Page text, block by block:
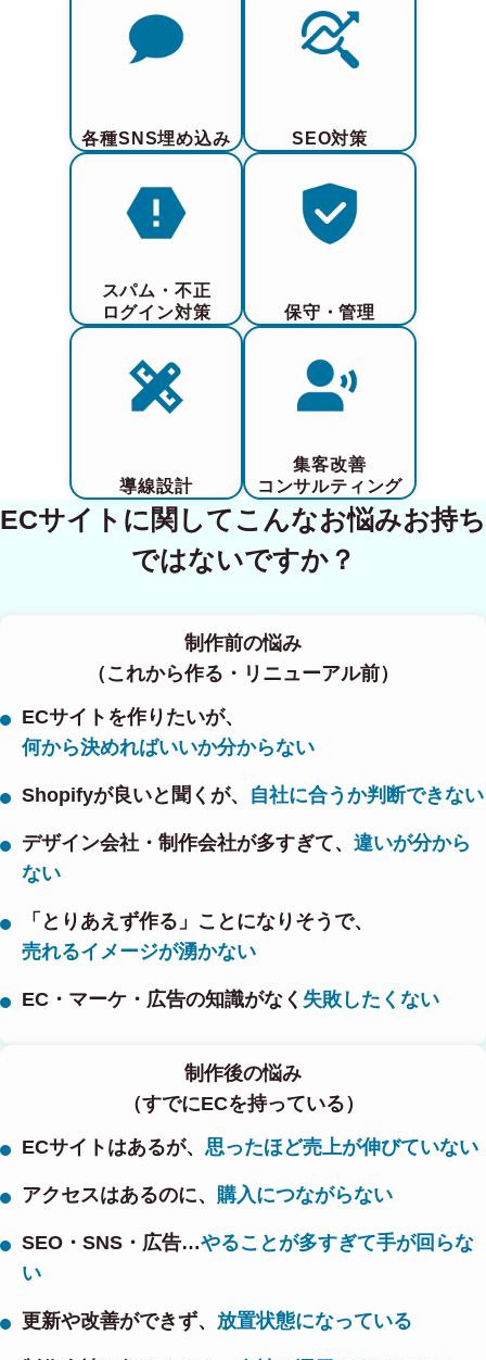
各種SNS埋め込み SEO対策
スパム・不正
ログイン対策
保守・管理
導線設計
集客改善
コンサルティング
ECサイトに関してこんなお悩みお持ち
ではないですか？
制作前の悩み
（これから作る・リニューアル前）
ECサイトを作りたいが、
何から決めればいいか分からない
Shopifyが良いと聞くが、 自社に合うか判断できない
デザイン会社・制作会社が多すぎて、 違いが分から
ない
「とりあえず作る」ことになりそうで、
売れるイメージが湧かない
EC・マーケ・広告の知識がなく 失敗したくない
制作後の悩み
（すでにECを持っている）
ECサイトはあるが、 思ったほど売上が伸びていない
アクセスはあるのに、 購入につながらない
SEO・SNS・広告…やることが多すぎて手が回らな
い
更新や改善ができず、 放置状態になっている